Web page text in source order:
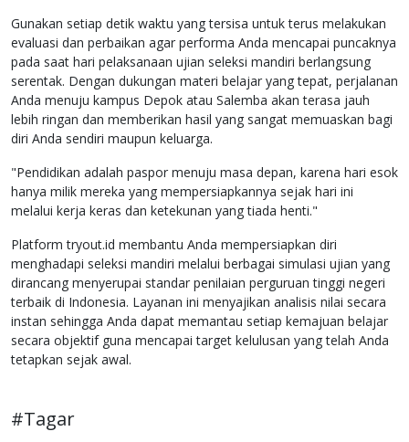
Gunakan setiap detik waktu yang tersisa untuk terus melakukan
evaluasi dan perbaikan agar performa Anda mencapai puncaknya
pada saat hari pelaksanaan ujian seleksi mandiri berlangsung
serentak. Dengan dukungan materi belajar yang tepat, perjalanan
Anda menuju kampus Depok atau Salemba akan terasa jauh
lebih ringan dan memberikan hasil yang sangat memuaskan bagi
diri Anda sendiri maupun keluarga.
"Pendidikan adalah paspor menuju masa depan, karena hari esok
hanya milik mereka yang mempersiapkannya sejak hari ini
melalui kerja keras dan ketekunan yang tiada henti."
Platform tryout.id membantu Anda mempersiapkan diri
menghadapi seleksi mandiri melalui berbagai simulasi ujian yang
dirancang menyerupai standar penilaian perguruan tinggi negeri
terbaik di Indonesia. Layanan ini menyajikan analisis nilai secara
instan sehingga Anda dapat memantau setiap kemajuan belajar
secara objektif guna mencapai target kelulusan yang telah Anda
tetapkan sejak awal.
#Tagar